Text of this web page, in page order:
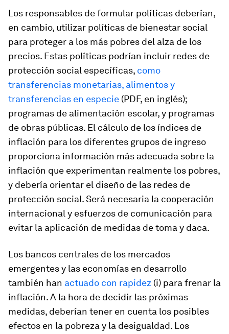
Los responsables de formular políticas deberían,
en cambio, utilizar políticas de bienestar social
para proteger a los más pobres del alza de los
precios. Estas políticas podrían incluir redes de
protección social específicas, como
transferencias monetarias, alimentos y
transferencias en especie (PDF, en inglés);
programas de alimentación escolar, y programas
de obras públicas. El cálculo de los índices de
inflación para los diferentes grupos de ingreso
proporciona información más adecuada sobre la
inflación que experimentan realmente los pobres,
y debería orientar el diseño de las redes de
protección social. Será necesaria la cooperación
internacional y esfuerzos de comunicación para
evitar la aplicación de medidas de toma y daca.
Los bancos centrales de los mercados
emergentes y las economías en desarrollo
también han actuado con rapidez (i) para frenar la
inflación. A la hora de decidir las próximas
medidas, deberían tener en cuenta los posibles
efectos en la pobreza y la desigualdad. Los